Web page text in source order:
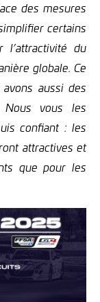
des mesures
certains
l’attractivité du
globale. Ce
aussi des
Nous vous les
confiant : les
attractives et
que pour les